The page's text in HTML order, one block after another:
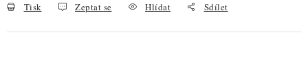
Tisk Zeptat se Hlídat Sdílet